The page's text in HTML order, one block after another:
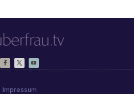
Impressum